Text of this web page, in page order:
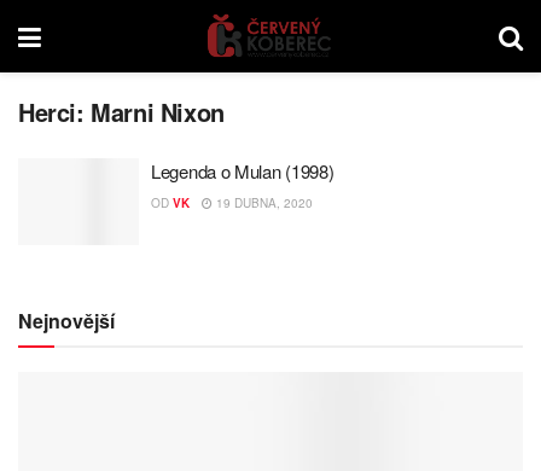
Herci: Marni Nixon
Legenda o Mulan (1998)
OD VK 19 DUBNA, 2020
Nejnovější